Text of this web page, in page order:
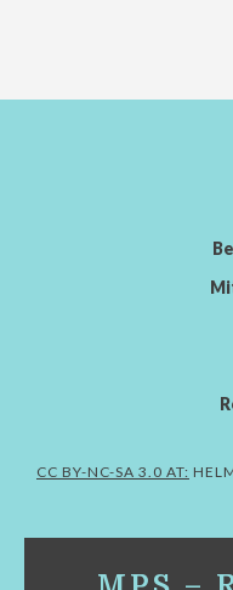
CC BY-NC-SA 3.0 AT: